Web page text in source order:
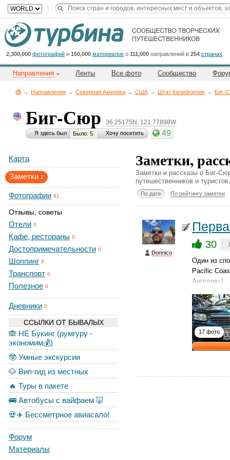
2,300,000 фотографий и 150,000 материалов о 111,000 направлений в 254 странах
Направления Ленты Все фото Сообщество
→ Направления → Северная Америка → CША → Штат Калифорния → Биг-
Биг-Сюр 36.25175N, 121.77898W
Я здесь был Было: 5 Хочу посетить 49
Карта
Заметки 2
Фотографии 61
Отзывы, советы
Отели 0
Кафе, рестораны 0
Достопримечательности 0
Шоппинг 0
Транспорт 0
Полезное 0
Дневники 0
ССЫЛКИ ОТ БЫВАЛЫХ
🙈 НЕ Букинг (румгуру -
экономим💰)
🤓 Умные экскурсии
🐶 Вип-гид из местных
🔥 Туры в пакете
🚌 Автобусы с вайфаем 🐷
💀✈️ Бессметрное авиасало!
Форум
Материалы
Заметки,
Заметки и рассказы о Биг-
путешественников и
По дате По рейтингу заметки
Donnico
30
Один из
Pacific
Ангелов»)…
17 фото
Cейчас
на
сайте:
Title
Button